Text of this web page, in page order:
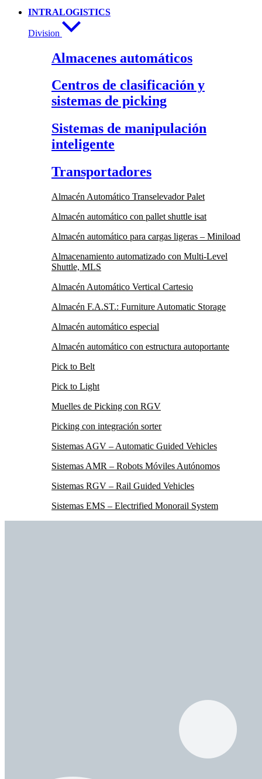
INTRALOGISTICS
Division
Almacenes automáticos
Centros de clasificación y
sistemas de picking
Sistemas de manipulación
inteligente
Transportadores
Almacén Automático Transelevador Palet
Almacén automático con pallet shuttle isat
Almacén automático para cargas ligeras – Miniload
Almacenamiento automatizado con Multi-Level
Shuttle, MLS
Almacén Automático Vertical Cartesio
Almacén F.A.ST.: Furniture Automatic Storage
Almacén automático especial
Almacén automático con estructura autoportante
Pick to Belt
Pick to Light
Muelles de Picking con RGV
Picking con integración sorter
Sistemas AGV – Automatic Guided Vehicles
Sistemas AMR – Robots Móviles Autónomos
Sistemas RGV – Rail Guided Vehicles
Sistemas EMS – Electrified Monorail System